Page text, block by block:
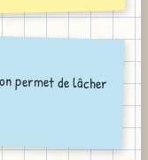
permet de lâcher